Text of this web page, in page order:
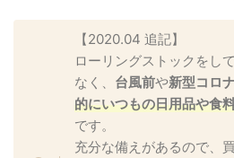
【2020.04 追記】
ローリングストックをし
なく、 台風前や新型コロ
的にいつもの日用品や食
です。
充分な備えがあるので、